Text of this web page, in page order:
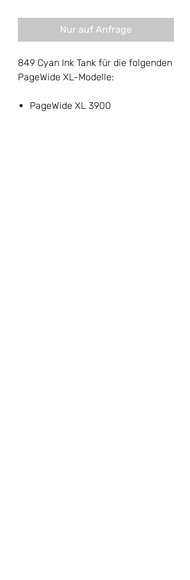
Nur auf Anfrage
849 Cyan Ink Tank für die folgenden
PageWide XL-Modelle:
PageWide XL 3900